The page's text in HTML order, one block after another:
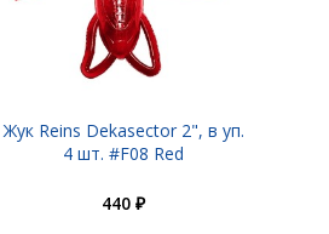
Жук Reins Dekasector 2", в уп.
4 шт. #F08 Red
440 ₽